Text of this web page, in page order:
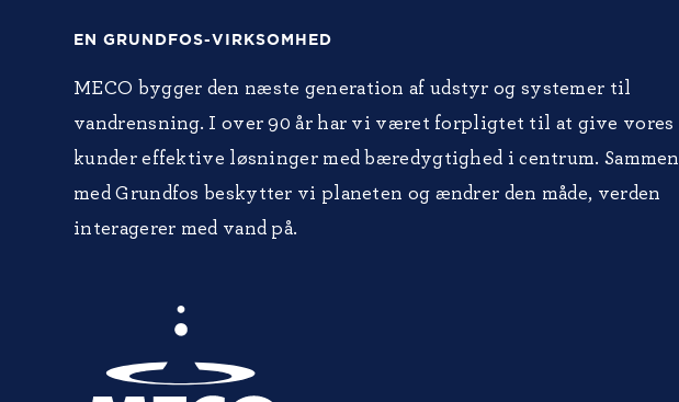
EN GRUNDFOS-VIRKSOMHED
MECO bygger den næste generation af udstyr og systemer til
vandrensning. I over 90 år har vi været forpligtet til at give vores
kunder effektive løsninger med bæredygtighed i centrum. Sammen
med Grundfos beskytter vi planeten og ændrer den måde, verden
interagerer med vand på.